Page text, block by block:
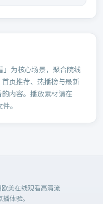
」为核心场景，聚合院线
页推荐、热播榜与最新
内容。播放素材请在
。
美在线观看高清流
体验。